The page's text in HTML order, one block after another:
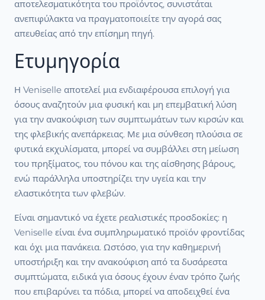
αποτελεσματικότητα του προϊόντος, συνιστάται
ανεπιφύλακτα να πραγματοποιείτε την αγορά σας
απευθείας από την επίσημη πηγή.
Ετυμηγορία
Η Veniselle αποτελεί μια ενδιαφέρουσα επιλογή για
όσους αναζητούν μια φυσική και μη επεμβατική λύση
για την ανακούφιση των συμπτωμάτων των κιρσών και
της φλεβικής ανεπάρκειας. Με μια σύνθεση πλούσια σε
φυτικά εκχυλίσματα, μπορεί να συμβάλλει στη μείωση
του πρηξίματος, του πόνου και της αίσθησης βάρους,
ενώ παράλληλα υποστηρίζει την υγεία και την
ελαστικότητα των φλεβών.
Είναι σημαντικό να έχετε ρεαλιστικές προσδοκίες: η
Veniselle είναι ένα συμπληρωματικό προϊόν φροντίδας
και όχι μια πανάκεια. Ωστόσο, για την καθημερινή
υποστήριξη και την ανακούφιση από τα δυσάρεστα
συμπτώματα, ειδικά για όσους έχουν έναν τρόπο ζωής
που επιβαρύνει τα πόδια, μπορεί να αποδειχθεί ένα